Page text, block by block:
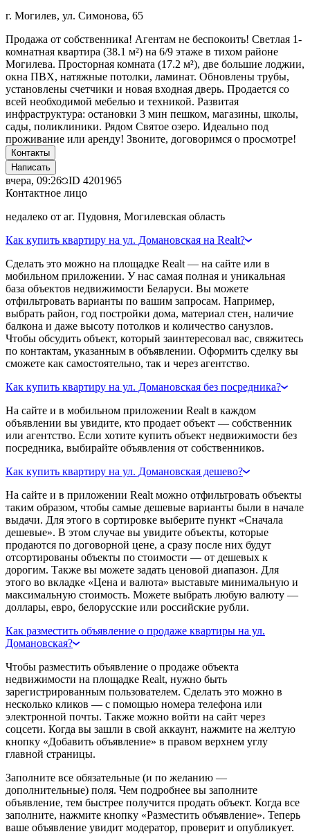
г. Могилев, ул. Симонова, 65
Продажа от собственника! Агентам не беспокоить! Светлая 1-
комнатная квартира (38.1 м²) на 6/9 этаже в тихом районе
Могилева. Просторная комната (17.2 м²), две большие лоджии,
окна ПВХ, натяжные потолки, ламинат. Обновлены трубы,
установлены счетчики и новая входная дверь. Продается со
всей необходимой мебелью и техникой. Развитая
инфраструктура: остановки 3 мин пешком, магазины, школы,
сады, поликлиники. Рядом Святое озеро. Идеально под
проживание или аренду! Звоните, договоримся о просмотре!
Контакты
Написать
вчера, 09:26 ID 4201965
Контактное лицо
недалеко от аг. Пудовня, Могилевская область
Как купить квартиру на ул. Домановская на Realt?
Сделать это можно на площадке Realt — на сайте или в
мобильном приложении. У нас самая полная и уникальная
база объектов недвижимости Беларуси. Вы можете
отфильтровать варианты по вашим запросам. Например,
выбрать район, год постройки дома, материал стен, наличие
балкона и даже высоту потолков и количество санузлов.
Чтобы обсудить объект, который заинтересовал вас, свяжитесь
по контактам, указанным в объявлении. Оформить сделку вы
сможете как самостоятельно, так и через агентство.
Как купить квартиру на ул. Домановская без посредника?
На сайте и в мобильном приложении Realt в каждом
объявлении вы увидите, кто продает объект — собственник
или агентство. Если хотите купить объект недвижимости без
посредника, выбирайте объявления от собственников.
Как купить квартиру на ул. Домановская дешево?
На сайте и в приложении Realt можно отфильтровать объекты
таким образом, чтобы самые дешевые варианты были в начале
выдачи. Для этого в сортировке выберите пункт «Сначала
дешевые». В этом случае вы увидите объекты, которые
продаются по договорной цене, а сразу после них будут
отсортированы объекты по стоимости — от дешевых к
дорогим. Также вы можете задать ценовой диапазон. Для
этого во вкладке «Цена и валюта» выставьте минимальную и
максимальную стоимость. Можете выбрать любую валюту —
доллары, евро, белорусские или российские рубли.
Как разместить объявление о продаже квартиры на ул.
Домановская?
Чтобы разместить объявление о продаже объекта
недвижимости на площадке Realt, нужно быть
зарегистрированным пользователем. Сделать это можно в
несколько кликов — с помощью номера телефона или
электронной почты. Также можно войти на сайт через
соцсети. Когда вы зашли в свой аккаунт, нажмите на желтую
кнопку «Добавить объявление» в правом верхнем углу
главной страницы.
Заполните все обязательные (и по желанию —
дополнительные) поля. Чем подробнее вы заполните
объявление, тем быстрее получится продать объект. Когда все
заполните, нажмите кнопку «Разместить объявление». Теперь
ваше объявление увидит модератор, проверит и опубликует.